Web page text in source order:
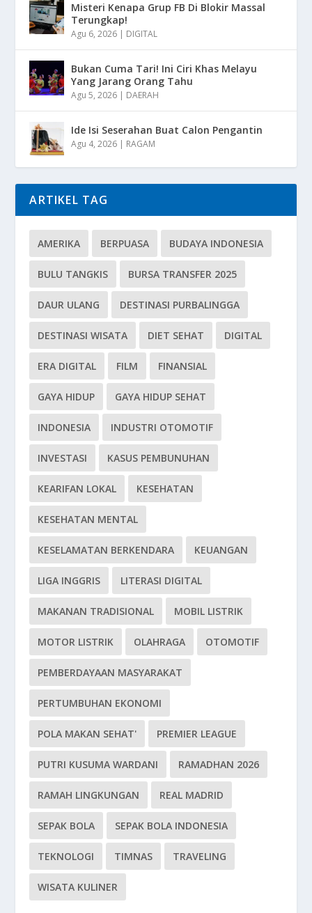
Misteri Kenapa Grup FB Di Blokir Massal
Terungkap!
Agu 6, 2026 DIGITAL
Bukan Cuma Tari! Ini Ciri Khas Melayu
Yang Jarang Orang Tahu
Agu 5, 2026 DAERAH
Ide Isi Seserahan Buat Calon Pengantin
Agu 4, 2026 RAGAM
ARTIKEL TAG
AMERIKA BERPUASA BUDAYA INDONESIA
BULU TANGKIS BURSA TRANSFER 2025
DAUR ULANG DESTINASI PURBALINGGA
DESTINASI WISATA DIET SEHAT DIGITAL
ERA DIGITAL FILM FINANSIAL
GAYA HIDUP GAYA HIDUP SEHAT
INDONESIA INDUSTRI OTOMOTIF
INVESTASI KASUS PEMBUNUHAN
KEARIFAN LOKAL KESEHATAN
KESEHATAN MENTAL
KESELAMATAN BERKENDARA KEUANGAN
LIGA INGGRIS LITERASI DIGITAL
MAKANAN TRADISIONAL MOBIL LISTRIK
MOTOR LISTRIK OLAHRAGA OTOMOTIF
PEMBERDAYAAN MASYARAKAT
PERTUMBUHAN EKONOMI
POLA MAKAN SEHAT' PREMIER LEAGUE
PUTRI KUSUMA WARDANI RAMADHAN 2026
RAMAH LINGKUNGAN REAL MADRID
SEPAK BOLA SEPAK BOLA INDONESIA
TEKNOLOGI TIMNAS TRAVELING
WISATA KULINER